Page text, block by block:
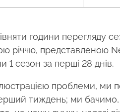
години перегляду
річчю, представленою
1 сезон за перші 28 днів.
проблеми, ми
тиждень; ми бачимо,